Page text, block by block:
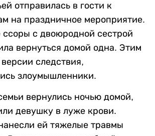
отправилась в гости к
на праздничное мероприятие.
ссоры с двоюродной сестрой
вернуться домой одна. Этим
следствия,
злоумышленники.
вернулись ночью домой,
девушку в луже крови.
ей тяжелые травмы